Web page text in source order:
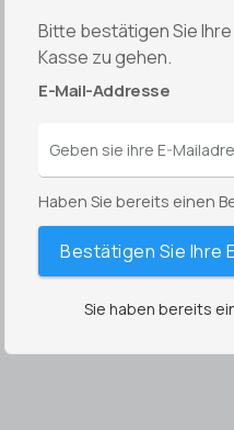
Bitte bestätigen Sie
Kasse zu gehen.
E-Mail-Addresse
Haben Sie bereits einen
Bestätigen Sie Ihre
Sie haben bereits